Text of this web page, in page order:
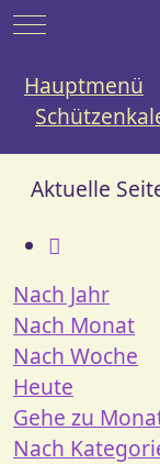
Mobile
Hauptmenü
Aktuelle
Nach Jahr
Nach Monat
Nach Woche
Heute
Gehe zu
Nach